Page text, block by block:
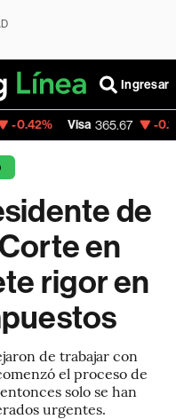
Ingresar
365.67 -0.13%
de
en
rigor en
de trabajar con
el proceso de
solo se han
urgentes.